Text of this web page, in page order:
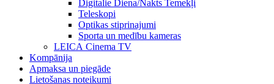
Digitalie Diena/Nakts Temekļi
Teleskopi
Optikas stiprinajumi
Sporta un medību kameras
LEICA Cinema TV
Kompānija
Apmaksa un piegāde
Lietošanas noteikumi